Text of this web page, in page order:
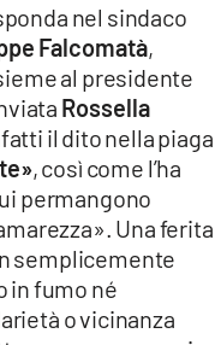
nel sindaco
Falcomatà,
al presidente
Rossella
il dito nella piaga
, così come l’ha
permangono
Una ferita
semplicemente
in fumo né
o vicinanza